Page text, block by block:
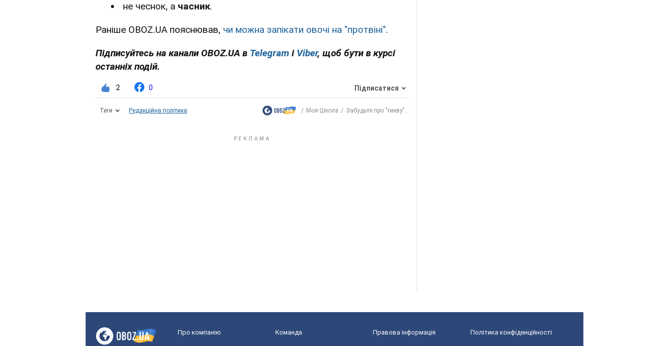
не чеснок, а часник.
Раніше OBOZ.UA пояснював, чи можна запікати овочі на "протвіні".
Підписуйтесь на канали OBOZ.UA в Telegram і Viber, щоб бути в курсі
останніх подій.
2 0 Підписатися
Теги Редакційна політика Моя Школа Забудьте про "тикву"...
Про компанію Команда Правова інформація Політика конфіденційності